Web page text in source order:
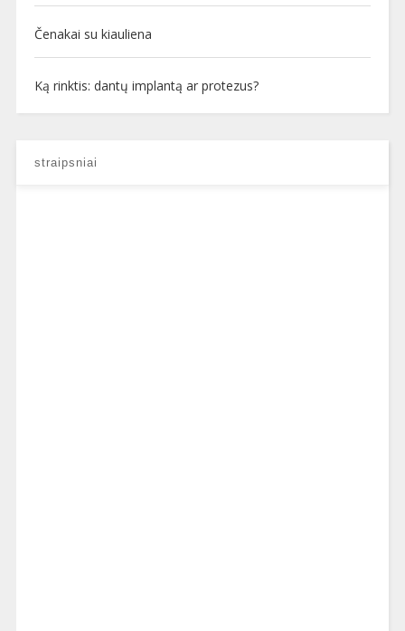
Čenakai su kiauliena
Ką rinktis: dantų implantą ar protezus?
straipsniai